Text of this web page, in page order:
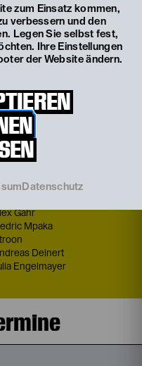
zum Einsatz kommen,
verbessern und den
Legen Sie selbst fest,
Ihre Einstellungen
der Website ändern.
Datenschutz
© Luiza Puiu
König
Kerl
Sidorenko
Baas
Gahr
Mpaka
Deinert
Engelmayer